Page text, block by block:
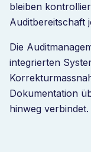
bleiben
Auditbereitschaft
Die
integrierten
Dokumentation
hinweg verbindet.